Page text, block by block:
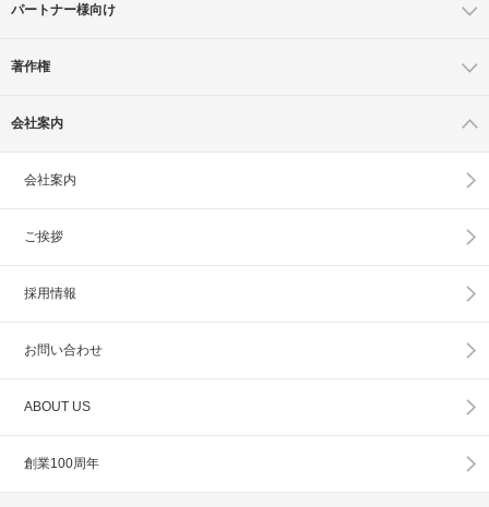
パートナー様向け
著作権
会社案内
会社案内
ご挨拶
採用情報
お問い合わせ
ABOUT US
創業100周年